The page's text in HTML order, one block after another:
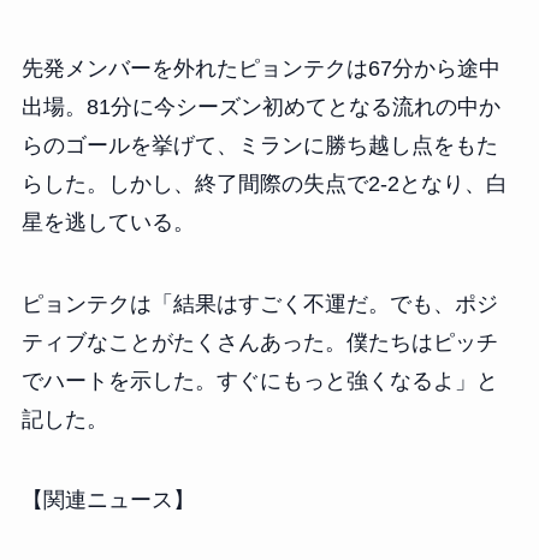
先発メンバーを外れたピョンテクは67分から途中
出場。81分に今シーズン初めてとなる流れの中か
らのゴールを挙げて、ミランに勝ち越し点をもた
らした。しかし、終了間際の失点で2-2となり、白
星を逃している。
ピョンテクは「結果はすごく不運だ。でも、ポジ
ティブなことがたくさんあった。僕たちはピッチ
でハートを示した。すぐにもっと強くなるよ」と
記した。
【関連ニュース】